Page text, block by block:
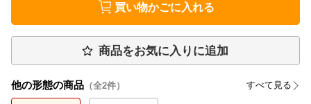
買い物かごに入れる
商品をお気に入りに追加
他の形態の商品 （全2件） すべて見る